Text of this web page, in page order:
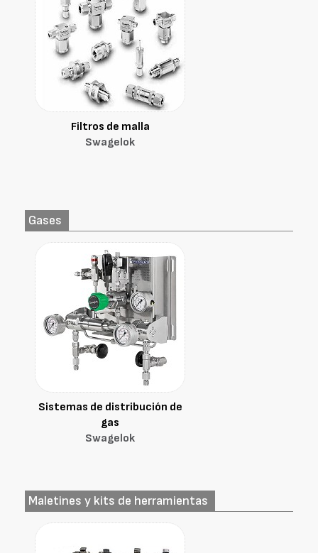
Filtros de malla
Swagelok
Gases
Sistemas de distribución de
gas
Swagelok
Maletines y kits de herramientas